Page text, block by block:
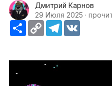
Дмитрий Карнов
29 Июля 2025 ·
Ресурс
Copy
Link
Telegram
VK